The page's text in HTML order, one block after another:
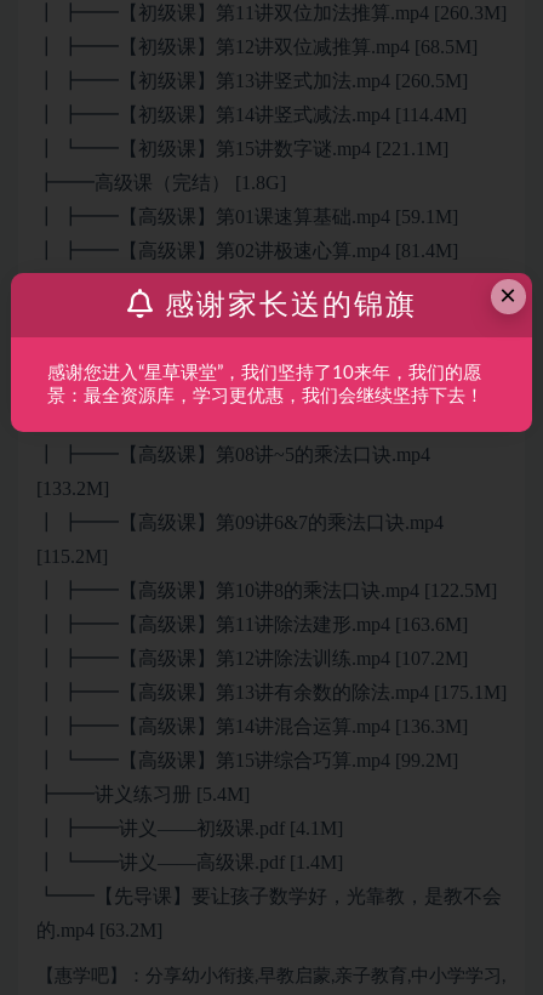
┃ ┣━━【初级课】第11讲双位加法推算.mp4 [260.3M]
┃ ┣━━【初级课】第12讲双位减推算.mp4 [68.5M]
┃ ┣━━【初级课】第13讲竖式加法.mp4 [260.5M]
┃ ┣━━【初级课】第14讲竖式减法.mp4 [114.4M]
┃ ┗━━【初级课】第15讲数字谜.mp4 [221.1M]
┣━━高级课（完结） [1.8G]
┃ ┣━━【高级课】第01课速算基础.mp4 [59.1M]
┃ ┣━━【高级课】第02讲极速心算.mp4 [81.4M]
┃ ┣━━【高级课】第03讲加法巧算.mp4 [92.8M]
┃ ┣━━【高级课】第04讲减法综合巧算.mp4 [98.7M]
┃ ┣━━【高级课】第06讲乘法建形.mp4 [188.4M]
┃ ┣━━【高级课】第08讲~5的乘法口诀.mp4
[133.2M]
┃ ┣━━【高级课】第09讲6&7的乘法口诀.mp4
[115.2M]
┃ ┣━━【高级课】第10讲8的乘法口诀.mp4 [122.5M]
┃ ┣━━【高级课】第11讲除法建形.mp4 [163.6M]
┃ ┣━━【高级课】第12讲除法训练.mp4 [107.2M]
┃ ┣━━【高级课】第13讲有余数的除法.mp4 [175.1M]
┃ ┣━━【高级课】第14讲混合运算.mp4 [136.3M]
┃ ┗━━【高级课】第15讲综合巧算.mp4 [99.2M]
┣━━讲义练习册 [5.4M]
┃ ┣━━讲义——初级课.pdf [4.1M]
┃ ┗━━讲义——高级课.pdf [1.4M]
┗━━【先导课】要让孩子数学好，光靠教，是教不会
的.mp4 [63.2M]
【惠学吧】：分享幼小衔接,早教启蒙,亲子教育,中小学学习,
×
感谢家长送的锦旗
感谢您进入“星草课堂”，我们坚持了10来年，我们的愿
景：最全资源库，学习更优惠，我们会继续坚持下去！